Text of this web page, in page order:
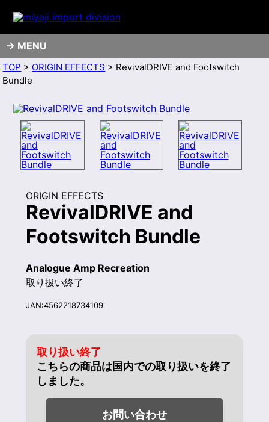
MENU
TOP > ORIGIN EFFECTS > RevivalDRIVE and Footswitch
Bundle
ORIGIN EFFECTS
RevivalDRIVE and
Footswitch Bundle
Analogue Amp Recreation
取り扱い終了
JAN:4562218734109
取り扱い終了
こちらの商品は国内での取り扱いを終了
しました。
お問い合わせ